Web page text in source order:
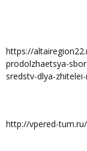
https://
prodolzhaetsya-
sredstv-dlya-
http://vpered-